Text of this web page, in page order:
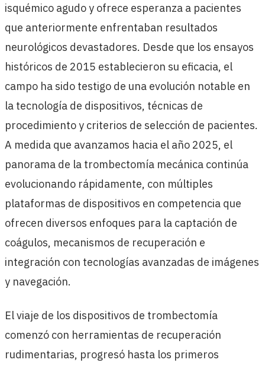
isquémico agudo y ofrece esperanza a pacientes
que anteriormente enfrentaban resultados
neurológicos devastadores. Desde que los ensayos
históricos de 2015 establecieron su eficacia, el
campo ha sido testigo de una evolución notable en
la tecnología de dispositivos, técnicas de
procedimiento y criterios de selección de pacientes.
A medida que avanzamos hacia el año 2025, el
panorama de la trombectomía mecánica continúa
evolucionando rápidamente, con múltiples
plataformas de dispositivos en competencia que
ofrecen diversos enfoques para la captación de
coágulos, mecanismos de recuperación e
integración con tecnologías avanzadas de imágenes
y navegación.
El viaje de los dispositivos de trombectomía
comenzó con herramientas de recuperación
rudimentarias, progresó hasta los primeros